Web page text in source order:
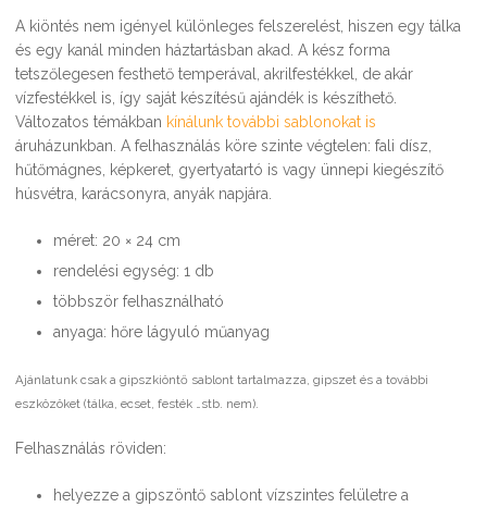
A kiöntés nem igényel különleges felszerelést, hiszen egy tálka
és egy kanál minden háztartásban akad. A kész forma
tetszőlegesen festhető temperával, akrilfestékkel, de akár
vízfestékkel is, így saját készítésű ajándék is készíthető.
Változatos témákban kínálunk további sablonokat is
áruházunkban. A felhasználás köre szinte végtelen: fali dísz,
hűtőmágnes, képkeret, gyertyatartó is vagy ünnepi kiegészítő
húsvétra, karácsonyra, anyák napjára.
méret: 20 × 24 cm
rendelési egység: 1 db
többször felhasználható
anyaga: hőre lágyuló műanyag
Ajánlatunk csak a gipszkiöntő sablont tartalmazza, gipszet és a további
eszközöket (tálka, ecset, festék …stb. nem).
Felhasználás röviden:
helyezze a gipszöntő sablont vízszintes felületre a